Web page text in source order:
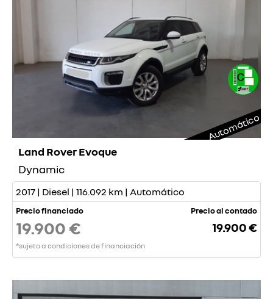
Automático
Land Rover Evoque
Dynamic
2017 | Diesel | 116.092 km | Automático
Precio financiado
19.900 €
*sujeto a condiciones de financiación
Precio al contado
19.900 €